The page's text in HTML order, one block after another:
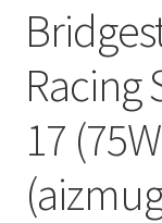
Racing
17